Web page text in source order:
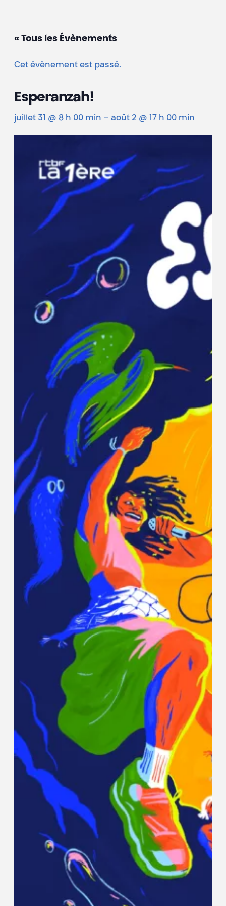
« Tous les Évènements
Cet évènement est passé.
Esperanzah!
juillet 31 @ 8 h 00 min – août 2 @ 17 h 00 min